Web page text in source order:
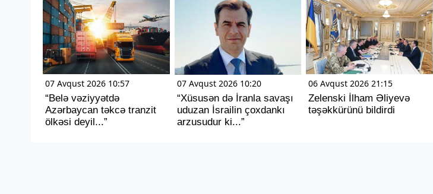
07 Avqust 2026 10:57
“Belə vəziyyətdə
Azərbaycan təkcə tranzit
ölkəsi deyil...”
07 Avqust 2026 10:20
“Xüsusən də İranla savaşı
uduzan İsrailin çoxdankı
arzusudur ki...”
06 Avqust 2026 21:15
Zelenski İlham Əliyevə
təşəkkürünü bildirdi